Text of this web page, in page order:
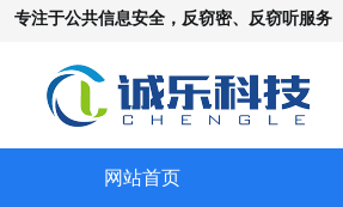
专注于公共信息安全，反窃密、反窃听服务
网站首页